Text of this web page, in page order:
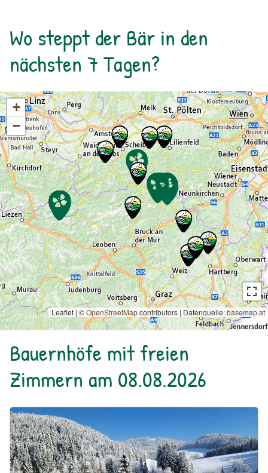
Wo steppt der Bär in den
nächsten 7 Tagen?
+
−
Leaflet | ©OpenStreetMapcontributors | Datenquelle:basemap.at
Bauernhöfe mit freien
Zimmern am 08.08.2026
Urlaub am Bauernhof: Biohof Teufel